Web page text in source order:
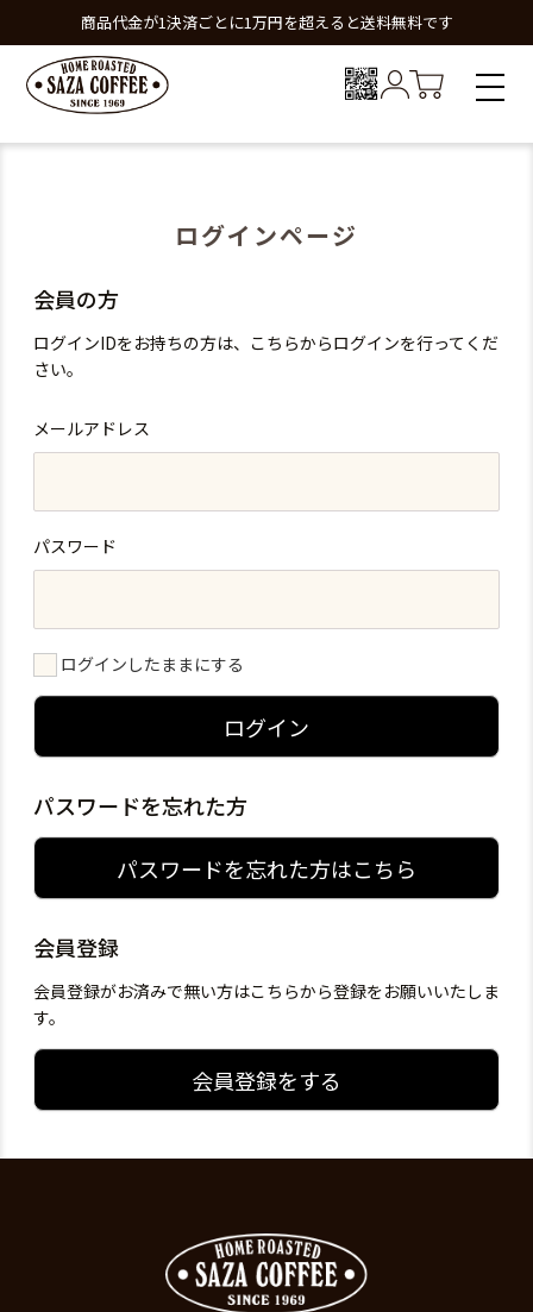
商品代金が1決済ごとに1万円を超えると送料無料です
ログインページ
会員の方
ログインIDをお持ちの方は、こちらからログインを行ってくだ
さい。
メールアドレス
パスワード
ログインしたままにする
ログイン
パスワードを忘れた方
パスワードを忘れた方はこちら
会員登録
会員登録がお済みで無い方はこちらから登録をお願いいたしま
す。
会員登録をする